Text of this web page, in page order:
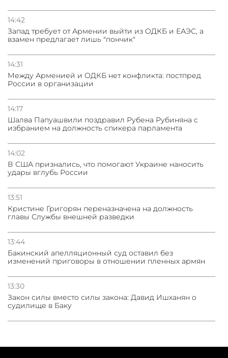
14:42
Запад требует от Армении выйти из ОДКБ и ЕАЭС, а
взамен предлагает лишь "пончик"
14:31
Между Арменией и ОДКБ нет конфликта: постпред
России в организации
14:17
Шалва Папуашвили поздравил Рубена Рубиняна с
избранием на должность спикера парламента
14:02
В США признались, что помогают Украине наносить
удары вглубь России
13:51
Кристине Григорян переназначена на должность
главы Службы внешней разведки
13:44
Бакинский апелляционный суд оставил без
изменений приговоры в отношении пленных армян
13:30
Закон силы вместо силы закона: Давид Ишханян о
судилище в Баку